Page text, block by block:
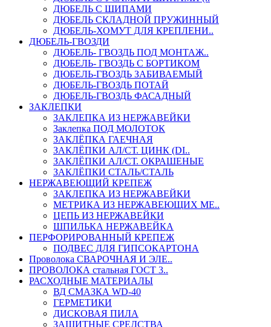
ДЮБЕЛЬ С ШИПАМИ
ДЮБЕЛЬ СКЛАДНОЙ ПРУЖИННЫЙ
ДЮБЕЛЬ-ХОМУТ ДЛЯ КРЕПЛЕНИ..
ДЮБЕЛЬ-ГВОЗДИ
ДЮБЕЛЬ- ГВОЗДЬ ПОД МОНТАЖ..
ДЮБЕЛЬ- ГВОЗДЬ С БОРТИКОМ
ДЮБЕЛЬ-ГВОЗДЬ ЗАБИВАЕМЫЙ
ДЮБЕЛЬ-ГВОЗДЬ ПОТАЙ
ДЮБЕЛЬ-ГВОЗДЬ ФАСАДНЫЙ
ЗАКЛЕПКИ
ЗАКЛЕПКА ИЗ НЕРЖАВЕЙКИ
Заклепка ПОД МОЛОТОК
ЗАКЛЁПКА ГАЕЧНАЯ
ЗАКЛЁПКИ АЛ/СТ. ЦИНК (DI..
ЗАКЛЁПКИ АЛ/СТ. ОКРАШЕНЫЕ
ЗАКЛЁПКИ СТАЛЬ/СТАЛЬ
НЕРЖАВЕЮЩИЙ КРЕПЕЖ
ЗАКЛЕПКА ИЗ НЕРЖАВЕЙКИ
МЕТРИКА ИЗ НЕРЖАВЕЮЩИХ МЕ..
ЦЕПЬ ИЗ НЕРЖАВЕЙКИ
ШПИЛЬКА НЕРЖАВЕЙКА
ПЕРФОРИРОВАННЫЙ КРЕПЕЖ
ПОДВЕС ДЛЯ ГИПСОКАРТОНА
Проволока СВАРОЧНАЯ И ЭЛЕ..
ПРОВОЛОКА стальная ГОСТ 3..
РАСХОДНЫЕ МАТЕРИАЛЫ
ВД СМАЗКА WD-40
ГЕРМЕТИКИ
ДИСКОВАЯ ПИЛА
ЗАЩИТНЫЕ СРЕДСТВА